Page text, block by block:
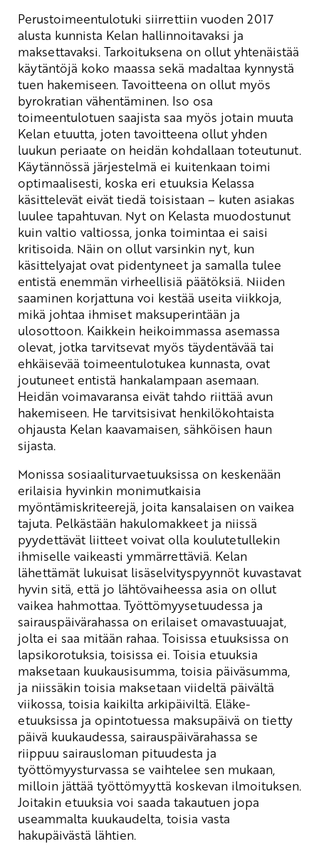
Perustoimeentulotuki siirrettiin vuoden 2017
alusta kunnista Kelan hallinnoitavaksi ja
maksettavaksi. Tarkoituksena on ollut yhtenäistää
käytäntöjä koko maassa sekä madaltaa kynnystä
tuen hakemiseen. Tavoitteena on ollut myös
byrokratian vähentäminen. Iso osa
toimeentulotuen saajista saa myös jotain muuta
Kelan etuutta, joten tavoitteena ollut yhden
luukun periaate on heidän kohdallaan toteutunut.
Käytännössä järjestelmä ei kuitenkaan toimi
optimaalisesti, koska eri etuuksia Kelassa
käsittelevät eivät tiedä toisistaan – kuten asiakas
luulee tapahtuvan. Nyt on Kelasta muodostunut
kuin valtio valtiossa, jonka toimintaa ei saisi
kritisoida. Näin on ollut varsinkin nyt, kun
käsittelyajat ovat pidentyneet ja samalla tulee
entistä enemmän virheellisiä päätöksiä. Niiden
saaminen korjattuna voi kestää useita viikkoja,
mikä johtaa ihmiset maksuperintään ja
ulosottoon. Kaikkein heikoimmassa asemassa
olevat, jotka tarvitsevat myös täydentävää tai
ehkäisevää toimeentulotukea kunnasta, ovat
joutuneet entistä hankalampaan asemaan.
Heidän voimavaransa eivät tahdo riittää avun
hakemiseen. He tarvitsisivat henkilökohtaista
ohjausta Kelan kaavamaisen, sähköisen haun
sijasta.
Monissa sosiaaliturvaetuuksissa on keskenään
erilaisia hyvinkin monimutkaisia
myöntämiskriteerejä, joita kansalaisen on vaikea
tajuta. Pelkästään hakulomakkeet ja niissä
pyydettävät liitteet voivat olla koulutetullekin
ihmiselle vaikeasti ymmärrettäviä. Kelan
lähettämät lukuisat lisäselvityspyynnöt kuvastavat
hyvin sitä, että jo lähtövaiheessa asia on ollut
vaikea hahmottaa. Työttömyysetuudessa ja
sairauspäivärahassa on erilaiset omavastuuajat,
jolta ei saa mitään rahaa. Toisissa etuuksissa on
lapsikorotuksia, toisissa ei. Toisia etuuksia
maksetaan kuukausisumma, toisia päiväsumma,
ja niissäkin toisia maksetaan viideltä päivältä
viikossa, toisia kaikilta arkipäiviltä. Eläke-
etuuksissa ja opintotuessa maksupäivä on tietty
päivä kuukaudessa, sairauspäivärahassa se
riippuu sairausloman pituudesta ja
työttömyysturvassa se vaihtelee sen mukaan,
milloin jättää työttömyyttä koskevan ilmoituksen.
Joitakin etuuksia voi saada takautuen jopa
useammalta kuukaudelta, toisia vasta
hakupäivästä lähtien.